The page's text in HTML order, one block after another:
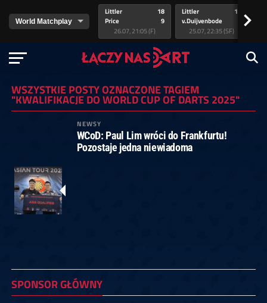
Littler
Price
18
9
26.07, 21:05 (F)
Littler
v.Duijvenbode
17
25.07, 22:35 (SF)
>
WSZYSTKIE POSTY OZNACZONE TAGIEM
"KWALIFIKACJE DO WORLD CUP OF DARTS 2025"
NEWSY
WCoD: Paul Lim wróci do Frankfurtu!
Pozostaje jedna niewiadoma
SPONSOR GŁÓWNY